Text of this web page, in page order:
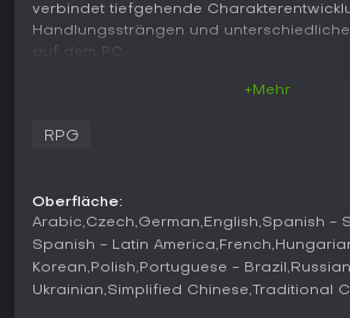
verbindet tiefgehende
Handlungssträngen und
auf dem PC.
Stadtlandschaft aus der
Quickhacks zum Einsatz, mit denen
Umgebung beeinflusst werden können.
basieren auf Skillbäumen und
Bewegung, Verteidigung und Angriff
Hintergrundwahl zu Beginn beeinflusst
+Mehr
RPG
Oberfläche:
Arabic Czech German English Spanish -
Spanish - Latin America French
Korean Polish Portuguese - Brazil Russian
Ukrainian Simplified Chinese Traditional